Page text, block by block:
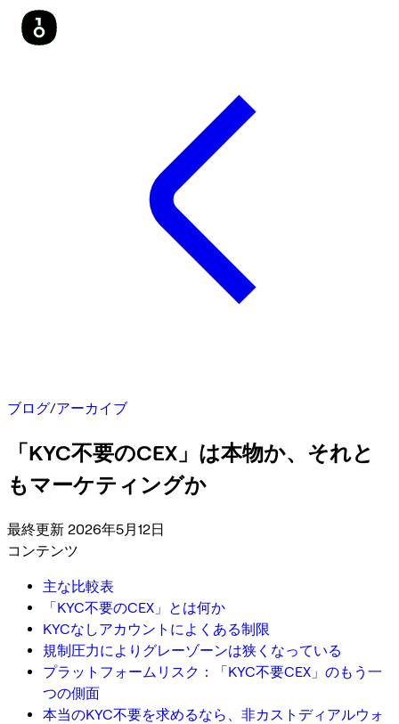
ブログ/アーカイブ
「KYC不要のCEX」は本物か、それと
もマーケティングか
最終更新 2026年5月12日
コンテンツ
主な比較表
「KYC不要のCEX」とは何か
KYCなしアカウントによくある制限
規制圧力によりグレーゾーンは狭くなっている
プラットフォームリスク：「KYC不要CEX」のもう一
つの側面
本当のKYC不要を求めるなら、非カストディアルウォ